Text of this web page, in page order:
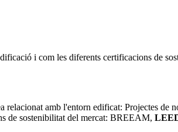
i com les diferents certificacions de
amb l'entorn edificat: Projectes
de sostenibilitat del mercat: BREEAM,